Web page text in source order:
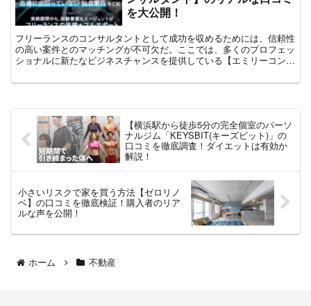
を大公開！
フリーランスのコンサルタントとして成功を収めるためには、信頼性
の高い案件とのマッチングが不可欠だ。ここでは、多くのプロフェッ
ショナルに新たなビジネスチャンスを提供している【エミリーコンサ
【横浜駅から徒歩5分の完全個室のパーソ
ナルジム「KEYSBIT(キーズビット)」の
口コミを徹底調査！ダイエットは有効か
解説！
小さいリスクで家を買う方法​【ゼロリノ
ベ】の口コミを徹底検証！購入者のリア
ルな声を公開！
ホーム 不動産